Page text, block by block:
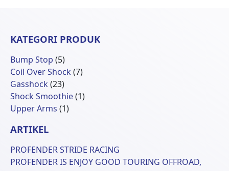
KATEGORI PRODUK
Bump Stop 55
Produk
Coil Over Shock 77
Gasshock 2323
Produk
Shock Smoothie 11
Upper Arms 11
ARTIKEL
PROFENDER STRIDE RACING
PROFENDER IS ENJOY GOOD TOURING OFFROAD,